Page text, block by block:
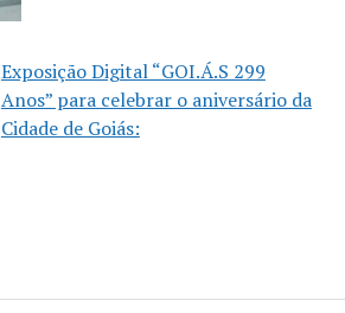
Exposição Digital “GOI.Á.S 299
Anos” para celebrar o aniversário da
Cidade de Goiás: